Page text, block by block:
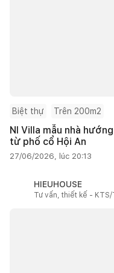
Biệt thự Trên 200m2
NI Villa mẫu nhà
từ phố cổ Hội An
27/06/2026, lúc 20:13
HIEUHOUSE
Tư vấn, thiết kế -